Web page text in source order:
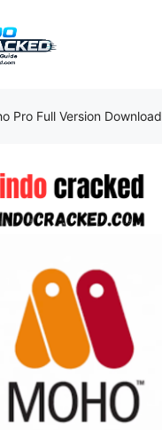
Pro Full Version Download